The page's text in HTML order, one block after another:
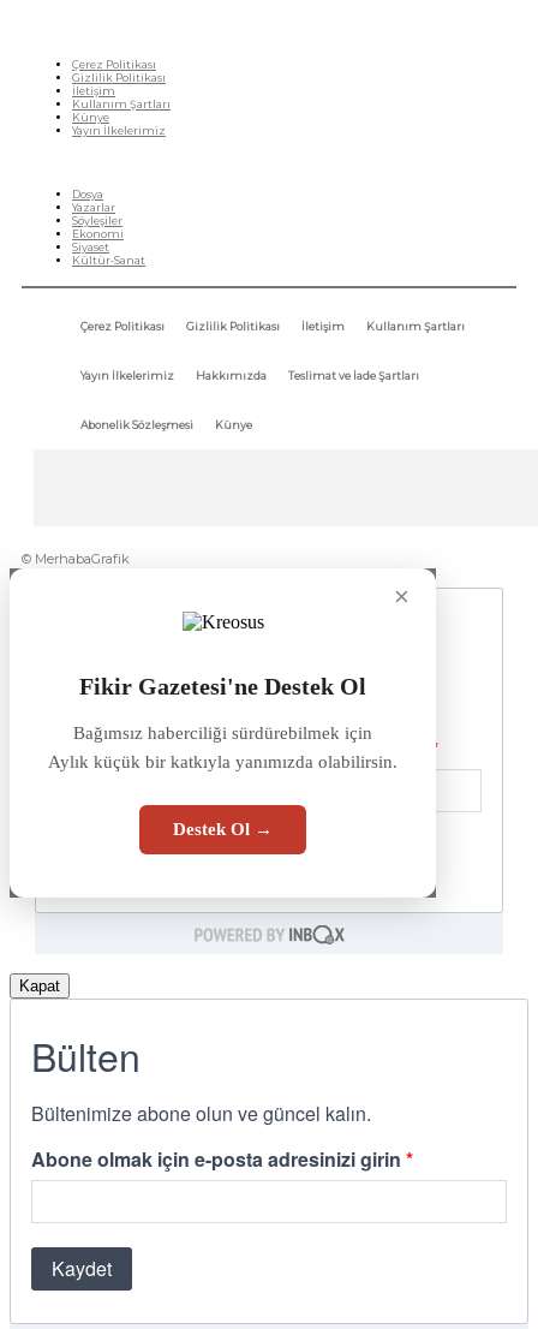
Çerez Politikası
Gizlilik Politikası
İletişim
Kullanım Şartları
Künye
Yayın İlkelerimiz
Dosya
Yazarlar
Söyleşiler
Ekonomi
Siyaset
Kültür-Sanat
Çerez Politikası Gizlilik Politikası İletişim Kullanım Şartları
Yayın İlkelerimiz Hakkımızda Teslimat ve İade Şartları
Abonelik Sözleşmesi Künye
© MerhabaGrafik
×
Fikir Gazetesi'ne Destek Ol
Bağımsız haberciliği sürdürebilmek için
Aylık küçük bir katkıyla yanımızda olabilirsin.
Destek Ol →
Kapat